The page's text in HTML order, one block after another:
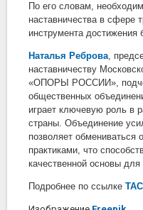
По его словам,
наставничества в сфере
инструмента достижения
Наталья Реброва,
наставничеству
«ОПОРЫ РОССИИ»,
общественных
играет ключевую роль в
страны. Объединение
позволяет
практиками, что
качественной основы для
Подробнее по ссылке